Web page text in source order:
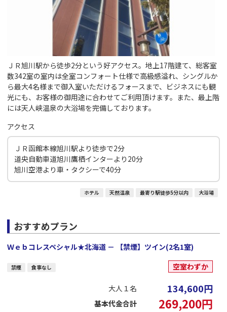
ＪＲ旭川駅から徒歩2分という好アクセス。地上17階建て、総客室
数342室の室内は全室コンフォート仕様で高級感溢れ、シングルか
ら最大4名様まで御入室いただけるフォースまで、ビジネスにも観
光にも、お客様の御用途に合わせてご利用頂けます。また、最上階
には天人峡温泉の大浴場を完備しております。
アクセス
ＪＲ函館本線旭川駅より徒歩で2分
道央自動車道旭川鷹栖インターより20分
旭川空港より車・タクシーで40分
ホテル 天然温泉 最寄り駅徒歩5分以内 大浴場
おすすめプラン
Ｗｅｂコレスペシャル★北海道 － 【禁煙】ツイン(2名1室)
禁煙 食事なし 空室わずか
大人１名 134,600円
基本代金合計 269,200円